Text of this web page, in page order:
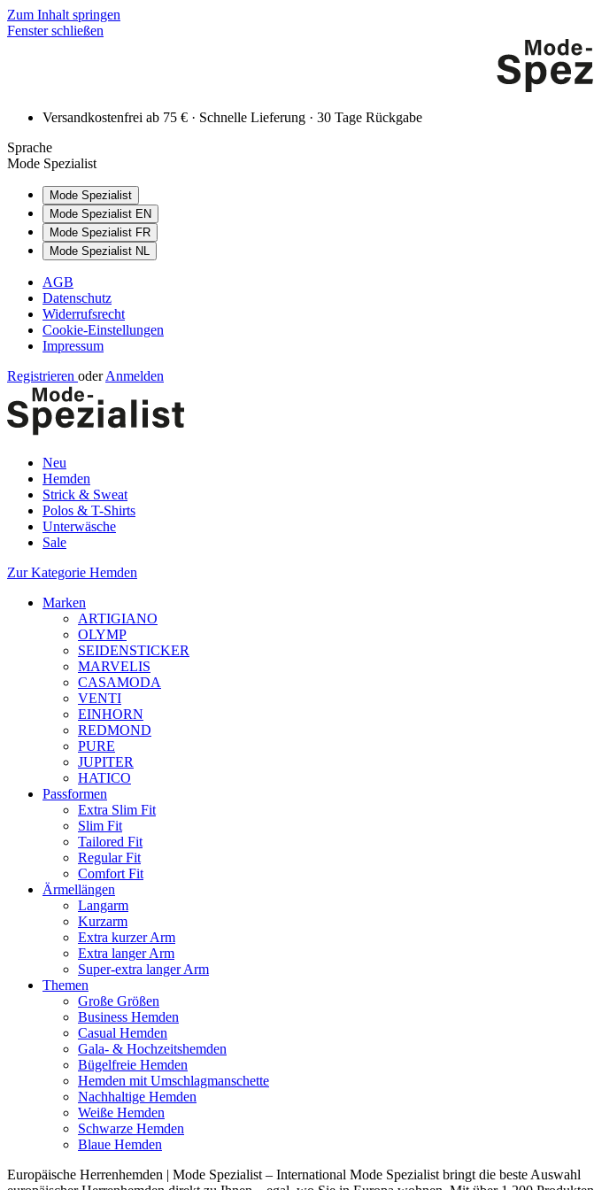
Zum Inhalt springen
Fenster schließen
Versandkostenfrei ab 75 € · Schnelle Lieferung · 30 Tage Rückgabe
Sprache
Mode Spezialist
Mode Spezialist
Mode Spezialist EN
Mode Spezialist FR
Mode Spezialist NL
AGB
Datenschutz
Widerrufsrecht
Cookie-Einstellungen
Impressum
Registrieren oder Anmelden
Neu
Hemden
Strick & Sweat
Polos & T-Shirts
Unterwäsche
Sale
Zur Kategorie Hemden
Marken
ARTIGIANO
OLYMP
SEIDENSTICKER
MARVELIS
CASAMODA
VENTI
EINHORN
REDMOND
PURE
JUPITER
HATICO
Passformen
Extra Slim Fit
Slim Fit
Tailored Fit
Regular Fit
Comfort Fit
Ärmellängen
Langarm
Kurzarm
Extra kurzer Arm
Extra langer Arm
Super-extra langer Arm
Themen
Große Größen
Business Hemden
Casual Hemden
Gala- & Hochzeitshemden
Bügelfreie Hemden
Hemden mit Umschlagmanschette
Nachhaltige Hemden
Weiße Hemden
Schwarze Hemden
Blaue Hemden
Europäische Herrenhemden | Mode Spezialist – International Mode Spezialist bringt die beste Auswahl